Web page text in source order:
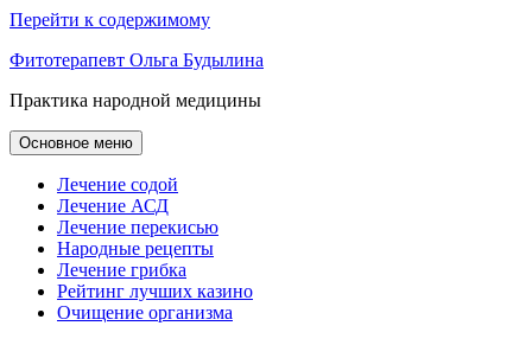
Перейти к содержимому
Фитотерапевт Ольга Будылина
Практика народной медицины
Основное меню
Лечение содой
Лечение АСД
Лечение перекисью
Народные рецепты
Лечение грибка
Рейтинг лучших казино
Очищение организма